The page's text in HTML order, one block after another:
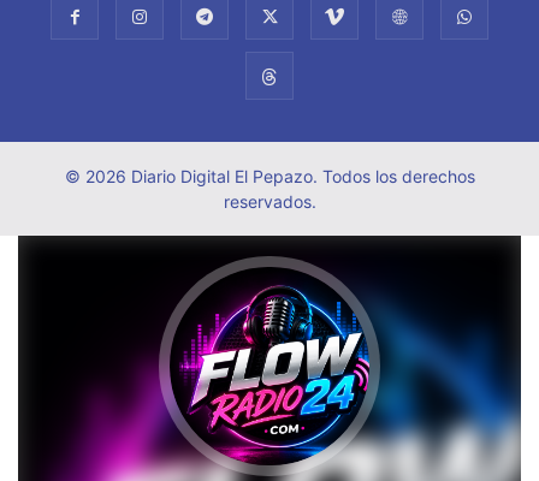
© 2026 Diario Digital El Pepazo. Todos los derechos
reservados.